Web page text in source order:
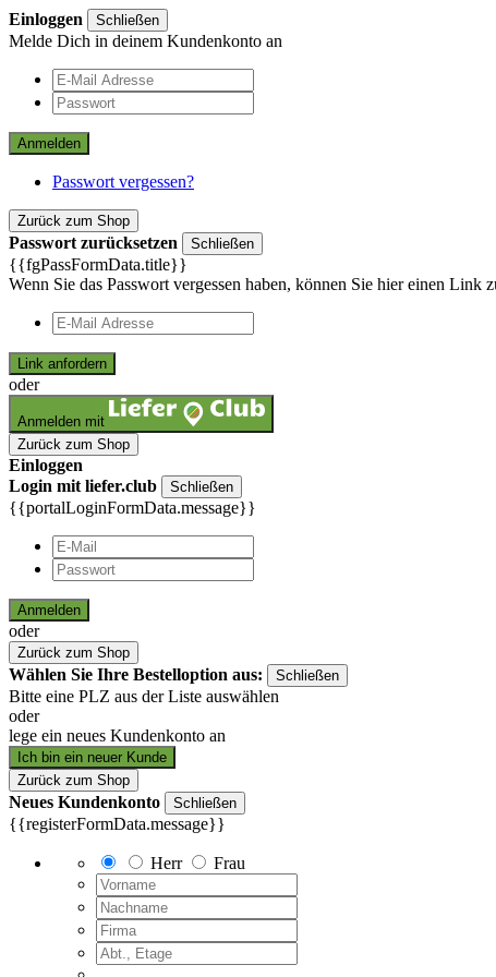
Einloggen Schließen
Melde Dich in deinem Kundenkonto an
Anmelden
Passwort vergessen?
Zurück zum Shop
Passwort zurücksetzen Schließen
{{fgPassFormData.title}}
Wenn Sie das Passwort vergessen haben, können Sie hier einen
Link anfordern
oder
Anmelden mit
Zurück zum Shop
Einloggen
Login mit liefer.club
Schließen
{{portalLoginFormData.message}}
Anmelden
oder
Zurück zum Shop
Wählen Sie Ihre Bestelloption aus: Schließen
Bitte eine PLZ aus der Liste auswählen
oder
lege ein neues Kundenkonto an
Ich bin ein neuer Kunde
Zurück zum Shop
Neues Kundenkonto Schließen
{{registerFormData.message}}
Herr Frau